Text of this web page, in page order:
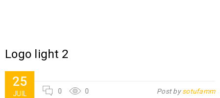
Logo light 2
25
JUIL 0 0 Post bysotufamm